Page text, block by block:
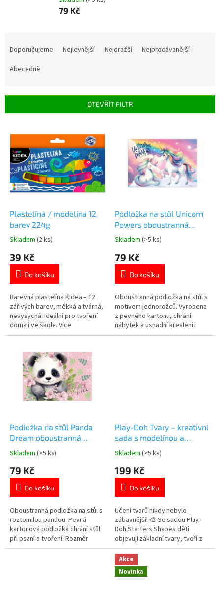
79 Kč
r
Doporučujeme Nejlevnější Nejdražší
Nejprodávanější
Abecedně
OTEVŘÍT FILTR
p
p
Plastelína / modelína 12
barev 224g
Průměrné
produktu
5,0
5
hvězdiček.
Skladem (2 ks)
39 Kč
Do košíku
Barevná plastelína Kidea – 12
zářivých barev, měkká a tvárná,
nevysychá. Ideální pro tvoření
doma i ve škole. Více
👉 MODELOVACÍCH PRODUKTŮ
Podložka na stůl Unicorn
Powers oboustranná
49,5×34,5 cm
Průměrné
produktu
5,0
5
hvězdiček.
Skladem (>5 ks)
79 Kč
Do košíku
Oboustranná podložka na stůl s
motivem jednorožců. Vyrobena
z pevného kartonu, chrání
nábytek a usnadní kreslení i
tvořivé práce. Rozměr 49,5×34,5
Podložka na stůl Panda
Dream oboustranná
49,5×34,5 cm
Průměrné
produktu
5,0
5
hvězdiček.
Skladem (>5 ks)
79 Kč
Do košíku
Oboustranná podložka na stůl s
roztomilou pandou. Pevná
kartonová podložka chrání stůl
při psaní a tvoření. Rozměr
49,5×34,5 cm. Více produktů s
Play-Doh Tvary – kreativní
sada s modelínou a
vykrajovátky (6 barev)
Průměrné
produktu
5,0
5
hvězdiček.
Skladem (>5 ks)
199 Kč
Do košíku
Učení tvarů nikdy nebylo
zábavnější! 🎨 Se sadou Play-
Doh Starters Shapes děti
objevují základní tvary, tvoří z
modelíny a rozvíjejí fantazii i
jemnou motoriku. Perfektní
první sada Play-Doh pro malé
tvůrce od 3 let.
Akce
Novinka